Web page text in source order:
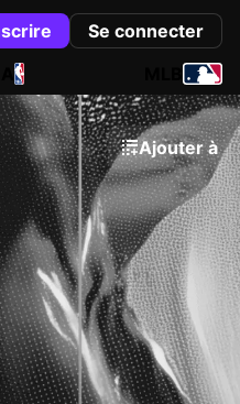
Se connecter
Ajouter à